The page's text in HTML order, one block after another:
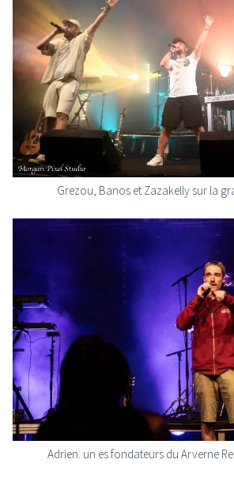
Grezou, Banos et Zazakelly sur la
Adrien. un es fondateurs du Arverne